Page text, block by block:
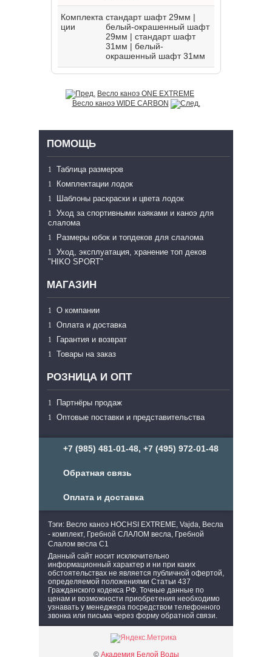
Комплекта
ции
стандарт шафт 29мм |
белый-окрашенный шафт
29мм | стандарт шафт
31мм | белый-
окрашенный шафт 31мм
Весло каноэ ONE EXTREME
Весло каноэ WIDE CARBON
ПОМОЩЬ
Таблица размеров
Комплектации лодок
Шаблоны раскраски и цвета лодок
Уход за спортивными каяками и каноэ для
слалома
Размеры юбок и топдеков для слалома
Уход, эксплуатация, хранение топ деков
"HIKO SPORT"
МАГАЗИН
О компании
Оплата и доставка
Гарантия и возврат
Товары на заказ
РОЗНИЦА И ОПТ
Партнёры продаж
Оптовые поставки и представительства
+7 (985) 481-01-48, +7 (495) 972-01-48
Обратная связь
Оплата и доставка
Тэги: Весло каноэ HOCHSI EXTREME, Vajda, Весла
- комплект, Гребной СЛАЛОМ весла, Гребной
Слалом весла C1
Данный сайт носит исключительно
информационный характер и ни при каких
обстоятельствах не является публичной офертой,
определяемой положениями Статьи 437
Гражданского кодекса РФ. Точные данные по
ценам и возможности приобретения необходимо
узнавать у менеджера посредством телефонного
звонка или письма через форму обратной связи.
© Академия Белой Воды